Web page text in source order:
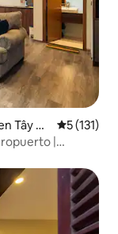
Tây H
5 (131)
|